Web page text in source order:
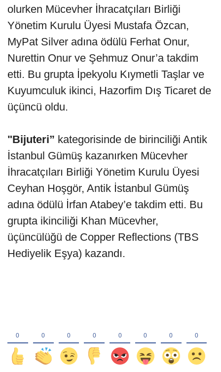
olurken Mücevher İhracatçıları Birliği
Yönetim Kurulu Üyesi Mustafa Özcan,
MyPat Silver adına ödülü Ferhat Onur,
Nurettin Onur ve Şehmuz Onur’a takdim
etti. Bu grupta İpekyolu Kıymetli Taşlar ve
Kuyumculuk ikinci, Hazorfim Dış Ticaret de
üçüncü oldu.
"Bijuteri” kategorisinde de birinciliği Antik
İstanbul Gümüş kazanırken Mücevher
İhracatçıları Birliği Yönetim Kurulu Üyesi
Ceyhan Hoşgör, Antik İstanbul Gümüş
adına ödülü İrfan Atabey’e takdim etti. Bu
grupta ikinciliği Khan Mücevher,
üçüncülüğü de Copper Reflections (TBS
Hediyelik Eşya) kazandı.